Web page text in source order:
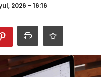
2026 - 16:16